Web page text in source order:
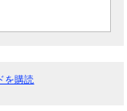
を購読